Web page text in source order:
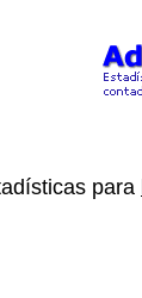
para